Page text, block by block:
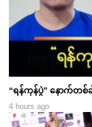
“ရန်ကုန်ပွဲ” နောက်တစ်ခ
4 hours ago